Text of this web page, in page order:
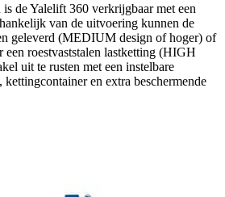
de Yalelift 360 verkrijgbaar met een
van de uitvoering kunnen de
geleverd (MEDIUM design of hoger) of
roestvaststalen lastketting (HIGH
uit te rusten met een instelbare
en extra beschermende